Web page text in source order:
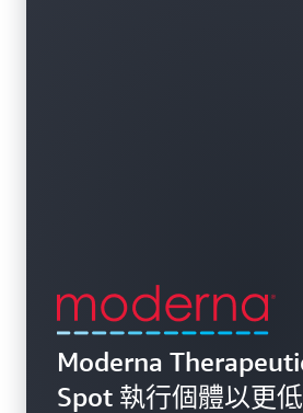
Moderna
Spot 執行個體以更